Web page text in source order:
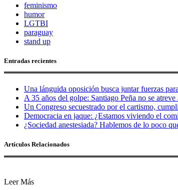
feminismo
humor
LGTBI
paraguay
stand up
Entradas recientes
Una lánguida oposición busca juntar fuerzas
A 35 años del golpe: Santiago Peña no se
Un Congreso secuestrado por el cartismo,
Democracia en jaque: ¿Estamos viviendo el
¿Sociedad anestesiada? Hablemos de lo poco
Artículos Relacionados
Leer Más